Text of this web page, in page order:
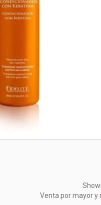
Venta por mayor y